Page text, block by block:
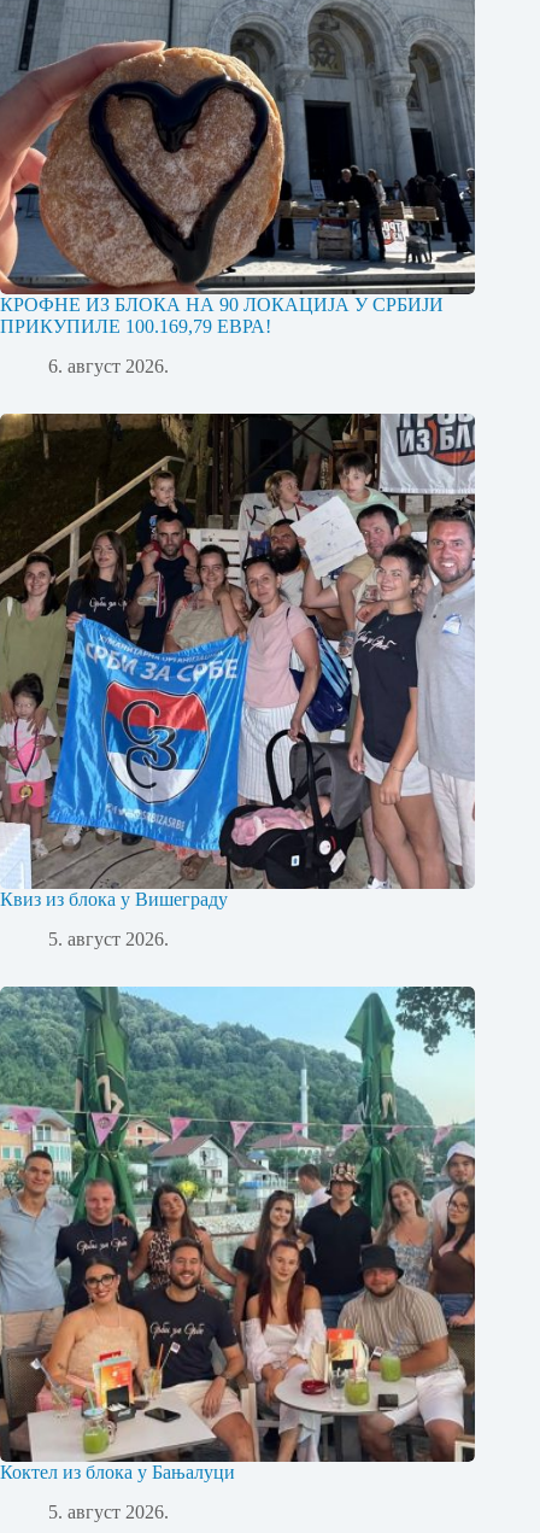
КРОФНЕ ИЗ БЛОКА НА 90 ЛОКАЦИЈА У СРБИЈИ
ПРИКУПИЛЕ 100.169,79 ЕВРА!
6. август 2026.
Квиз из блока у Вишеграду
5. август 2026.
Коктел из блока у Бањалуци
5. август 2026.